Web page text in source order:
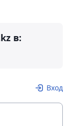
в:
Вход